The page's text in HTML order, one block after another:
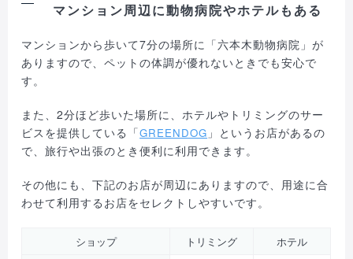
マンション周辺に動物病院やホテルもある
マンションから歩いて7分の場所に「六本木動物病院」が
ありますので、ペットの体調が優れないときでも安心で
す。
また、2分ほど歩いた場所に、ホテルやトリミングのサー
ビスを提供している「GREENDOG 」というお店があるの
で、旅行や出張のとき便利に利用できます。
その他にも、下記のお店が周辺にありますので、用途に合
わせて利用するお店をセレクトしやすいです。
ショップ トリミング
ホテル